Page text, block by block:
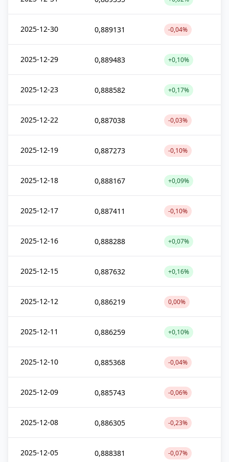
2025-12-30 0,889131 -0,04%
2025-12-29 0,889483 +0,10%
2025-12-23 0,888582 +0,17%
2025-12-22 0,887038 -0,03%
2025-12-19 0,887273 -0,10%
2025-12-18 0,888167 +0,09%
2025-12-17 0,887411 -0,10%
2025-12-16 0,888288 +0,07%
2025-12-15 0,887632 +0,16%
2025-12-12 0,886219 0,00%
2025-12-11 0,886259 +0,10%
2025-12-10 0,885368 -0,04%
2025-12-09 0,885743 -0,06%
2025-12-08 0,886305 -0,23%
2025-12-05 0,888381 -0,07%